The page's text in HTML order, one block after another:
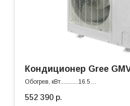
Кондиционер Gree
Обогрев, кВт............16.5
552 390 р.